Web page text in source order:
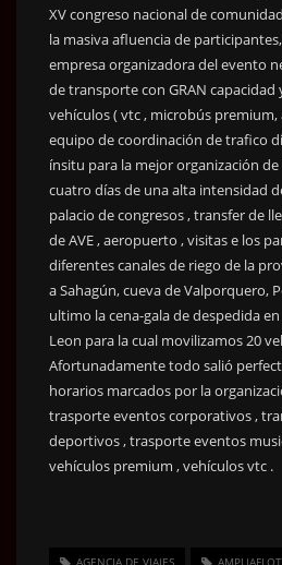
XV congreso nacional de
la masiva afluencia de
empresa organizadora del evento
de transporte con GRAN
vehículos ( vtc , microbús
equipo de coordinación de trafico
ínsitu para la mejor organización
cuatro días de una alta intensidad
palacio de congresos , transfer de
de AVE , aeropuerto , visitas e los
diferentes canales de riego de la
a Sahagún, cueva de Valporquero,
ultimo la cena-gala de despedida
Leon para la cual movilizamos 20
Afortunadamente todo salió
horarios marcados por la
trasporte eventos corporativos ,
deportivos , trasporte eventos
vehículos premium , vehículos vtc .
AGENCIA DE VIAJES